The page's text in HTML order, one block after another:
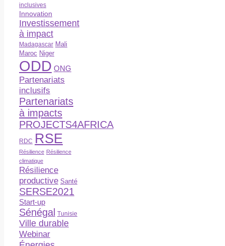
inclusives
Innovation
Investissement
à impact
Madagascar Mali
Maroc Niger
ODD ONG
Partenariats
inclusifs
Partenariats
à impacts
PROJECTS4AFRICA
RDC RSE
Résilience Résilience
climatique
Résilience
productive Santé
SERSE2021
Start-up
Sénégal Tunisie
Ville durable
Webinar